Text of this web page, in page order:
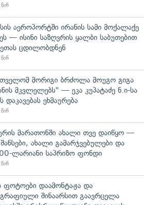
აეროპორტში ირანის სამი მოქალაქე
— ისინი საზღვრის ყალბი საბუთებით
ცდილობდნენ
მორიგი ბრძოლა მოუგო გიგა
მკვლელებს" — ეკა კუპატაძე ნ.ი-სა
დაკავებას ეხმაურება
მარათონში ახალი თვე დაიწყო —
ახალი გამარჯვებულები და
ლარიანი საპრიზო ფონდი
ფოტოები დაამონტაჟა და
შინაარსით გაავრცელა